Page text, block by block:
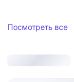
Посмотреть все